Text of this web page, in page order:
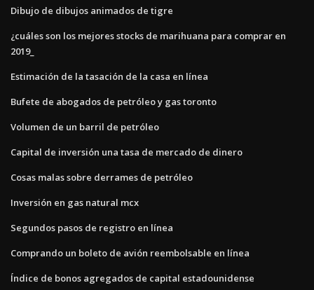
Dibujo de dibujos animados de tigre
¿cuáles son los mejores stocks de marihuana para comprar en
2019_
Estimación de la tasación de la casa en línea
Bufete de abogados de petróleo y gas toronto
Volumen de un barril de petróleo
Capital de inversión una tasa de mercado de dinero
Cosas malas sobre derrames de petróleo
Inversión en gas natural mcx
Segundos pasos de registro en línea
Comprando un boleto de avión reembolsable en línea
Índice de bonos agregados de capital estadounidense